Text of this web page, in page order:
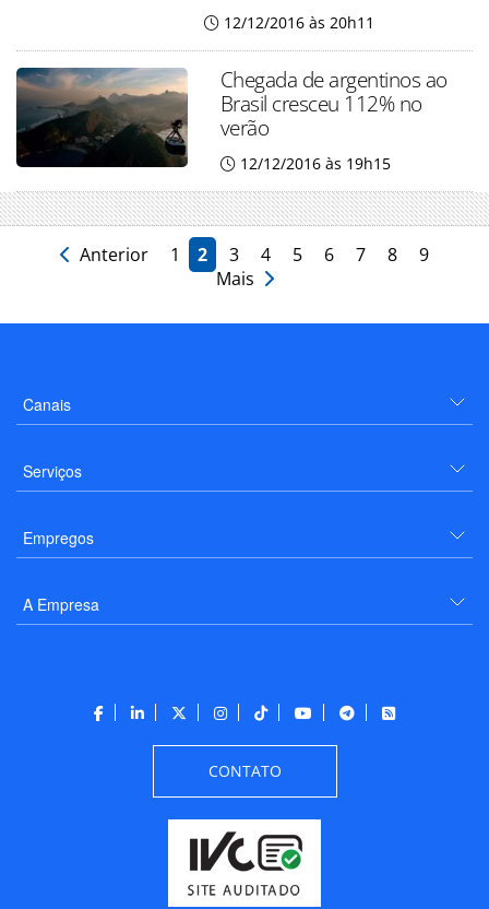
12/12/2016 às 20h11
Chegada de argentinos ao
Brasil cresceu 112% no
verão
12/12/2016 às 19h15
Anterior 1 2 3 4 5 6 7 8
9
Mais
Canais
Serviços
Empregos
A Empresa
CONTATO